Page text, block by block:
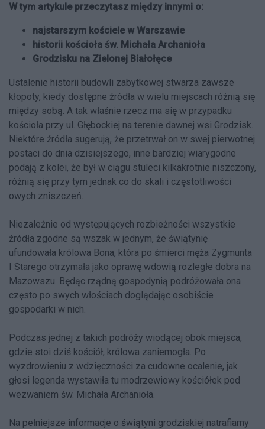
W tym artykule przeczytasz między innymi o:
najstarszym kościele w Warszawie
historii kościoła św. Michała Archanioła
Grodzisku na Zielonej Białołęce
Ustalenie historii budowli zabytkowej stwarza zawsze
kłopoty, kiedy dostępne źródła w wielu miejscach różnią się
między sobą. A tak właśnie rzecz ma się w przypadku
kościoła przy ul. Głębockiej na terenie dawnej wsi Grodzisk.
Niektóre źródła sugerują, że przetrwał on w swej pierwotnej
postaci do dnia dzisiejszego, inne bardziej wiarygodne
podają z kolei, że był w ciągu stuleci kilkakrotnie niszczony,
różnią się przy tym jednak co do skali i częstotliwości
owych zniszczeń.
Niezależnie od występujących rozbieżności wszystkie
źródła zgodne są wszak w jednym, że świątynię
ufundowała królowa Bona, która po śmierci męża Zygmunta
I Starego otrzymała jako oprawę wdowią rozległe dobra na
Mazowszu. Będąc rządną gospodynią podróżowała ona
często po swych włościach doglądając osobiście
gospodarki w nich.
Podczas jednej z takich podróży wiodącej obok miejsca,
gdzie stoi dziś kościół, królowa zaniemogła. Po
wyzdrowieniu z wdzięczności za cudowne ocalenie, jak
głosi legenda wystawiła tu modrzewiowy kościółek pod
wezwaniem św. Michała Archanioła.
Na pełniejsze informacje o świątyni grodziskiej natrafiamy